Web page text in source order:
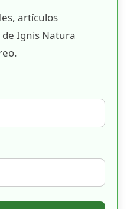
artículos
de Ignis Natura